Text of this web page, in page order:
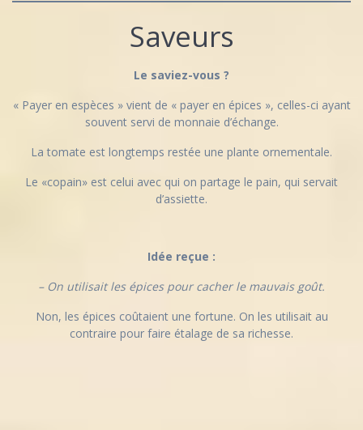
Saveurs
Le saviez-vous ?
« Payer en espèces » vient de « payer en épices », celles-ci ayant
souvent servi de monnaie d’échange.
La tomate est longtemps restée une plante ornementale.
Le «copain» est celui avec qui on partage le pain, qui servait
d’assiette.
Idée reçue :
– On utilisait les épices pour cacher le mauvais goût.
Non, les épices coûtaient une fortune. On les utilisait au
contraire pour faire étalage de sa richesse.